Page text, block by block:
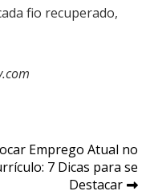
fio recuperado,
Emprego Atual no
7 Dicas para se
Destacar